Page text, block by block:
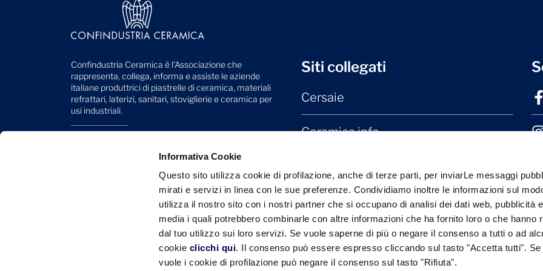
Informativa Cookie
Questo sito utilizza cookie di profilazione, anche di terze parti, per inviarLe messaggi
mirati e servizi in linea con le sue preferenze. Condividiamo inoltre le informazioni sul
utilizza il nostro sito con i nostri partner che si occupano di analisi dei dati web, pubblicità
media i quali potrebbero combinarle con altre informazioni che ha fornito loro o che hanno
dal tuo utilizzo sui loro servizi. Se vuole saperne di più o negare il consenso a tutti o ad
cookie clicchi qui. Il consenso può essere espresso cliccando sul tasto "Accetta tutti". Se
vuole i cookie di profilazione può negare il consenso sul tasto "Rifiuta".
Confindustria Ceramica è l'Associazione che
rappresenta, collega, informa e assiste le aziende
italiane produttrici di piastrelle di ceramica, materiali
refrattari, laterizi, sanitari, stoviglierie e ceramica per
usi industriali.
41049 Sassuolo (MO) - Italy
info@confindustriaceramica.it
confindustriaceramicaarealavoro@legalmail.it
Siti collegati
Cersaie
Ceramica.info
Laterizio.it